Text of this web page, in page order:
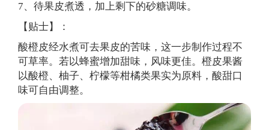
7、待果皮煮透，加上剩下的砂糖调味。
【贴士】：
酸橙皮经水煮可去果皮的苦味，这一步制作过程不
可草率。若以蜂蜜增加甜味，风味更佳。橙皮果酱
以酸橙、柚子、柠檬等柑橘类果实为原料，酸甜口
味可自由调整。